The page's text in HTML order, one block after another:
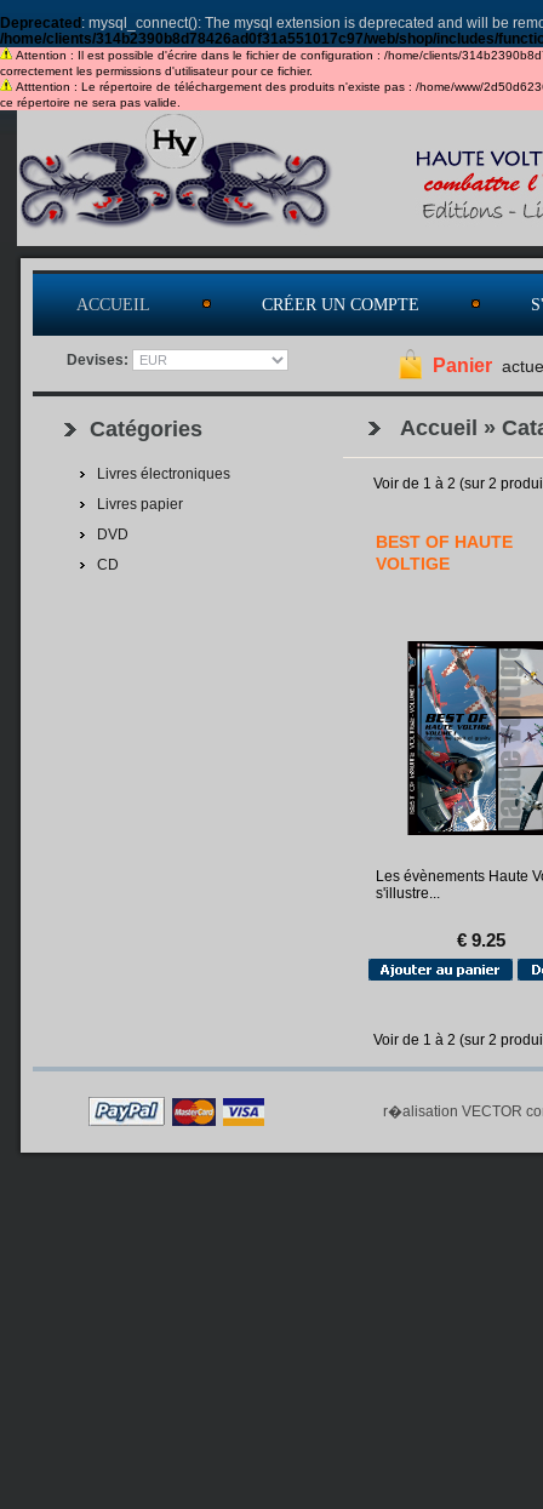
Deprecated : mysql_connect(): The mysql extension is deprecated and will be
/home/clients/314b2390b8d78426ad0f31a551017c97/web/shop/includes/
Attention : Il est possible d'écrire dans le fichier de configuration : /home/clients/
correctement les permissions d'utilisateur pour ce fichier.
Atttention : Le répertoire de téléchargement des produits n'existe pas : /home/www/
ce répertoire ne sera pas valide.
ACCUEIL CRÉER UN COMPTE
Devises: Panier
Catégories
Livres électroniques
Livres papier
DVD
CD
Accueil »
Voir de 1 à 2 (sur 2
BEST OF HAUTE
VOLTIGE
Les évènements Haute
s'illustre...
€ 9.25
Voir de 1 à 2 (sur 2
r�alisation VECTOR